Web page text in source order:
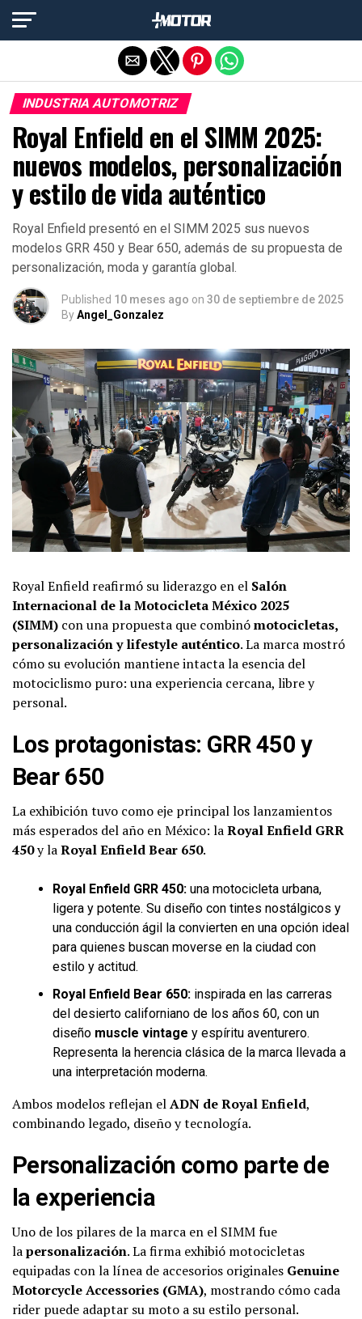
INDUSTRIA AUTOMOTRIZ
Royal Enfield en el SIMM 2025:
nuevos modelos, personalización
y estilo de vida auténtico
Royal Enfield presentó en el SIMM 2025 sus nuevos
modelos GRR 450 y Bear 650, además de su propuesta de
personalización, moda y garantía global.
Published 10 meses ago on 30 de septiembre de 2025
ByAngel_Gonzalez
Royal Enfield reafirmó su liderazgo en el Salón
Internacional de la Motocicleta México 2025
(SIMM) con una propuesta que combinómotocicletas,
personalización y lifestyle auténtico. La marca mostró
cómo su evolución mantiene intacta la esencia del
motociclismo puro: una experiencia cercana, libre y
personal.
Los protagonistas: GRR 450 y
Bear 650
La exhibición tuvo como eje principal los lanzamientos
más esperados del año en México: laRoyal Enfield GRR
450y laRoyal Enfield Bear 650.
Royal Enfield GRR 450: una motocicleta urbana,
ligera y potente. Su diseño con tintes nostálgicos y
una conducción ágil la convierten en una opción ideal
para quienes buscan moverse en la ciudad con
estilo y actitud.
Royal Enfield Bear 650: inspirada en las carreras
del desierto californiano de los años 60, con un
diseño muscle vintage y espíritu aventurero.
Representa la herencia clásica de la marca llevada a
una interpretación moderna.
Ambos modelos reflejan elADN de Royal Enfield,
combinando legado, diseño y tecnología.
Personalización como parte de
la experiencia
Uno de los pilares de la marca en el SIMM fue
lapersonalización. La firma exhibió motocicletas
equipadas con la línea de accesorios originales Genuine
Motorcycle Accessories (GMA), mostrando cómo cada
rider puede adaptar su moto a su estilo personal.
Salir de la versión móvil